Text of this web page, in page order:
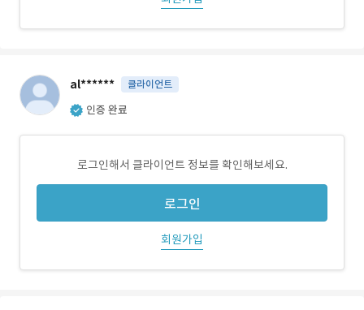
al****** 클라이언트
인증 완료
로그인해서 클라이언트 정보를 확인해보세요.
로그인
회원가입